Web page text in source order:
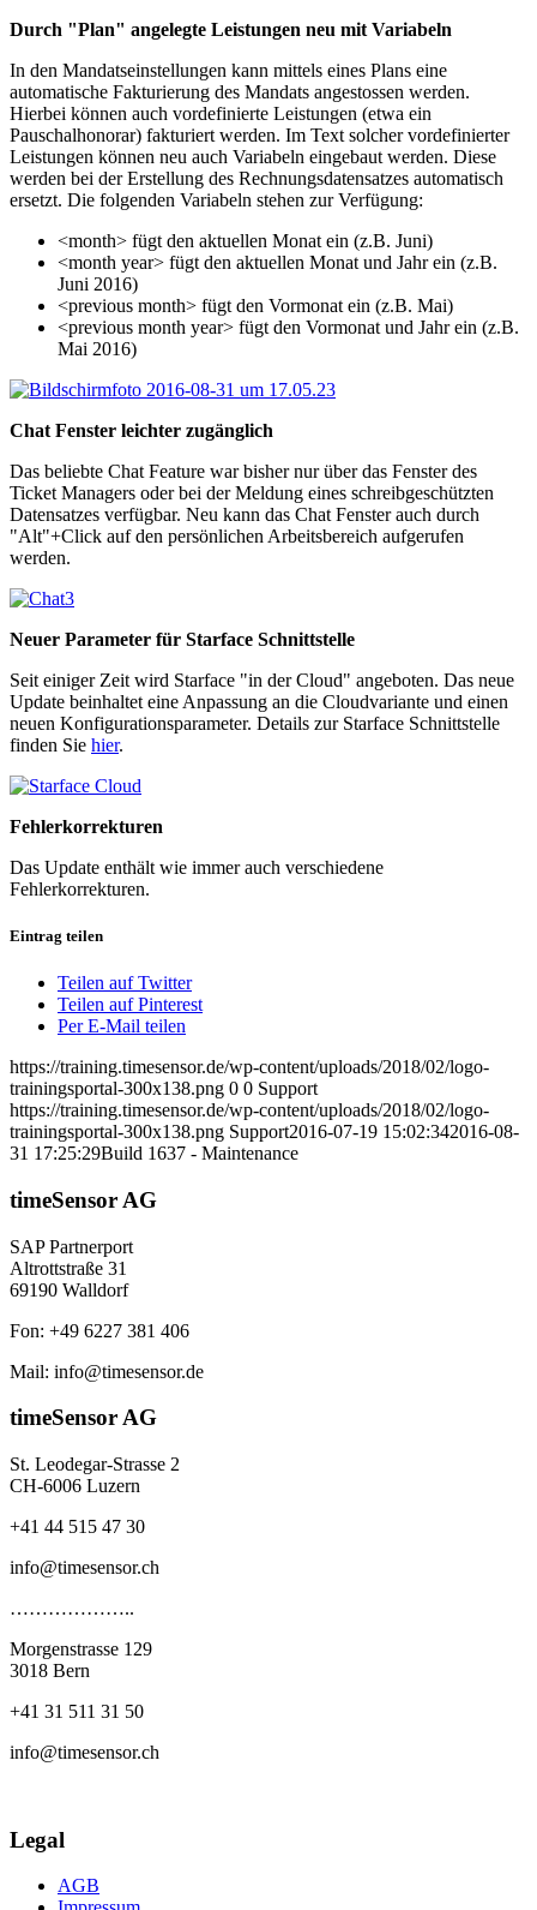
Durch "Plan" angelegte Leistungen neu mit Variabeln
In den Mandatseinstellungen kann mittels eines Plans eine
automatische Fakturierung des Mandats angestossen werden.
Hierbei können auch vordefinierte Leistungen (etwa ein
Pauschalhonorar) fakturiert werden. Im Text solcher vordefinierter
Leistungen können neu auch Variabeln eingebaut werden. Diese
werden bei der Erstellung des Rechnungsdatensatzes automatisch
ersetzt. Die folgenden Variabeln stehen zur Verfügung:
<month> fügt den aktuellen Monat ein (z.B. Juni)
<month year> fügt den aktuellen Monat und Jahr ein (z.B.
Juni 2016)
<previous month> fügt den Vormonat ein (z.B. Mai)
<previous month year> fügt den Vormonat und Jahr ein (z.B.
Mai 2016)
Chat Fenster leichter zugänglich
Das beliebte Chat Feature war bisher nur über das Fenster des
Ticket Managers oder bei der Meldung eines schreibgeschützten
Datensatzes verfügbar. Neu kann das Chat Fenster auch durch
"Alt"+Click auf den persönlichen Arbeitsbereich aufgerufen
werden.
Neuer Parameter für Starface Schnittstelle
Seit einiger Zeit wird Starface "in der Cloud" angeboten. Das neue
Update beinhaltet eine Anpassung an die Cloudvariante und einen
neuen Konfigurationsparameter. Details zur Starface Schnittstelle
finden Sie hier.
Fehlerkorrekturen
Das Update enthält wie immer auch verschiedene
Fehlerkorrekturen.
Eintrag teilen
Teilen auf Twitter
Teilen auf Pinterest
Per E-Mail teilen
https://training.timesensor.de/wp-content/uploads/2018/02/logo-
trainingsportal-300x138.png 0 0 Support
https://training.timesensor.de/wp-content/uploads/2018/02/logo-
trainingsportal-300x138.png Support2016-07-19 15:02:342016-08-
31 17:25:29Build 1637 - Maintenance
timeSensor AG
SAP Partnerport
Altrottstraße 31
69190 Walldorf
Fon: +49 6227 381 406
Mail: info@timesensor.de
timeSensor AG
St. Leodegar-Strasse 2
CH-6006 Luzern
+41 44 515 47 30
info@timesensor.ch
………………..
Morgenstrasse 129
3018 Bern
+41 31 511 31 50
info@timesensor.ch
Legal
AGB